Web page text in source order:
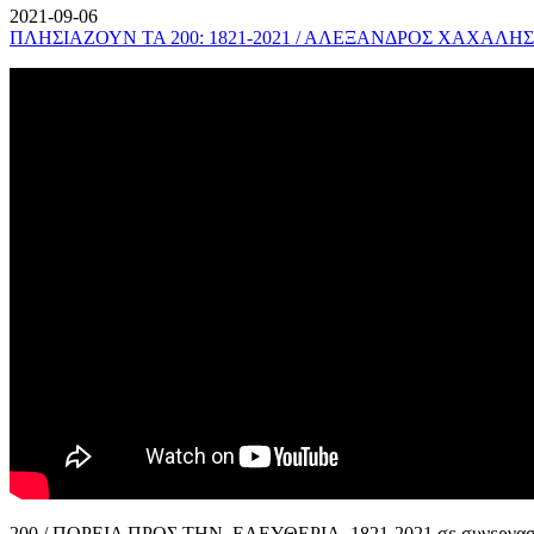
2021-09-06
ΠΛΗΣΙΑΖΟΥΝ ΤΑ 200: 1821-2021 / ΑΛΕΞΑΝΔΡΟΣ ΧΑΧΑΛΗΣ